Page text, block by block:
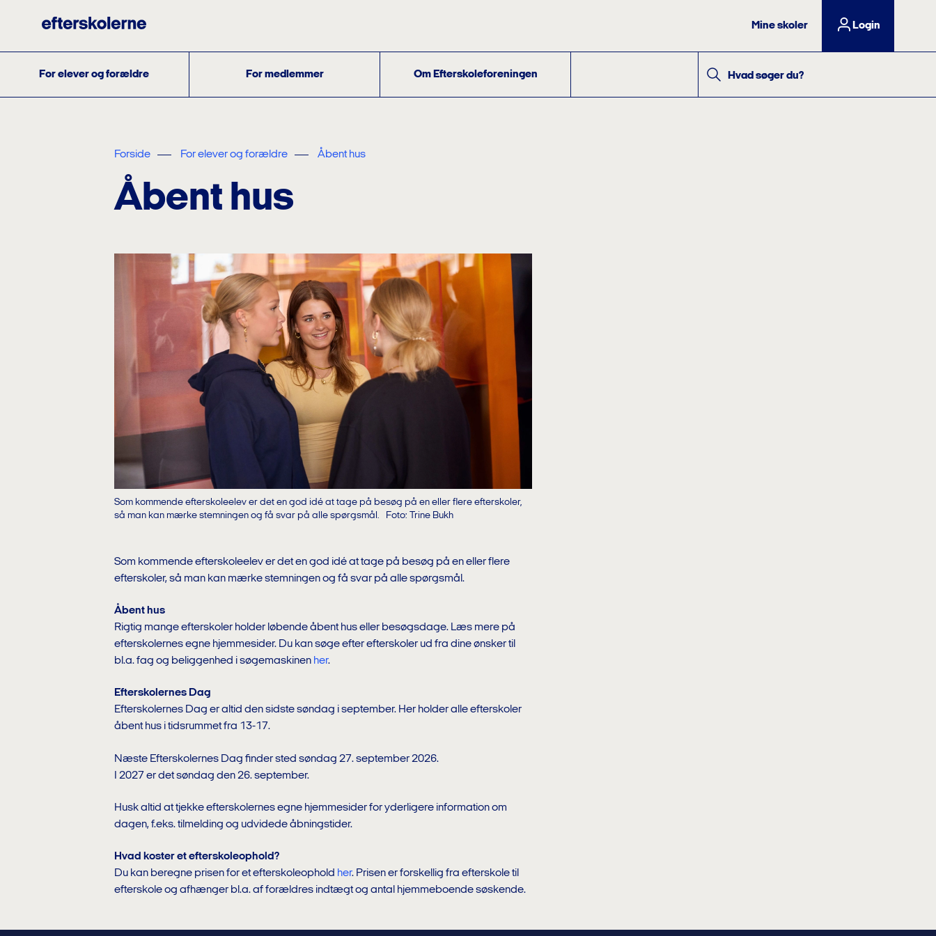
Mine skoler Login
For elever og forældre For medlemmer Om Efterskoleforeningen Hvad søger du?
Forside For elever og forældre Åbent hus
Åbent hus
Som kommende efterskoleelev er det en god idé at tage på besøg på en eller flere efterskoler,
så man kan mærke stemningen og få svar på alle spørgsmål.
Foto: Trine Bukh
Som kommende efterskoleelev er det en god idé at tage på besøg på en eller flere
efterskoler, så man kan mærke stemningen og få svar på alle spørgsmål.
Åbent hus
Rigtig mange efterskoler holder løbende åbent hus eller besøgsdage. Læs mere på
efterskolernes egne hjemmesider. Du kan søge efter efterskoler ud fra dine ønsker til
bl.a. fag og beliggenhed i søgemaskinen her.
Efterskolernes Dag
Efterskolernes Dag er altid den sidste søndag i september. Her holder alle efterskoler
åbent hus i tidsrummet fra 13-17.
Næste Efterskolernes Dag finder sted søndag 27. september 2026.
I 2027 er det søndag den 26. september.
Husk altid at tjekke efterskolernes egne hjemmesider for yderligere information om
dagen, f.eks. tilmelding og udvidede åbningstider.
Hvad koster et efterskoleophold?
Du kan beregne prisen for et efterskoleophold her. Prisen er forskellig fra efterskole til
efterskole og afhænger bl.a. af forældres indtægt og antal hjemmeboende søskende.